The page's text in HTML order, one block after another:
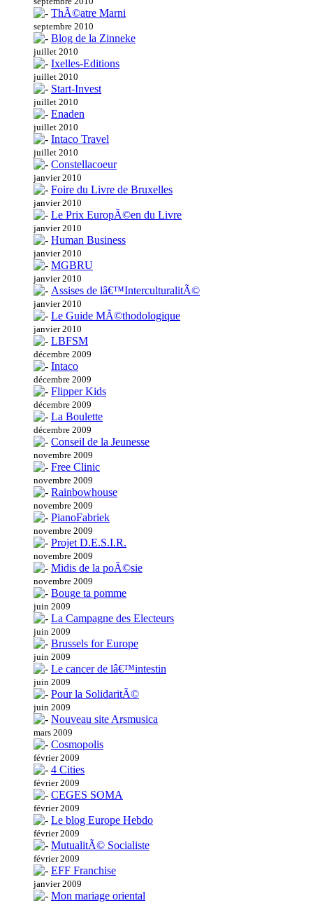
ThÃ©atre Marni
septembre 2010
Blog de la Zinneke
juillet 2010
Ixelles-Editions
juillet 2010
Start-Invest
juillet 2010
Enaden
juillet 2010
Intaco Travel
juillet 2010
Constellacoeur
janvier 2010
Foire du Livre de Bruxelles
janvier 2010
Le Prix EuropÃ©en du Livre
janvier 2010
Human Business
janvier 2010
MGBRU
janvier 2010
Assises de lâ€™InterculturalitÃ©
janvier 2010
Le Guide MÃ©thodologique
janvier 2010
LBFSM
décembre 2009
Intaco
décembre 2009
Flipper Kids
décembre 2009
La Boulette
décembre 2009
Conseil de la Jeunesse
novembre 2009
Free Clinic
novembre 2009
Rainbowhouse
novembre 2009
PianoFabriek
novembre 2009
Projet D.E.S.I.R.
novembre 2009
Midis de la poÃ©sie
novembre 2009
Bouge ta pomme
juin 2009
La Campagne des Electeurs
juin 2009
Brussels for Europe
juin 2009
Le cancer de lâ€™intestin
juin 2009
Pour la SolidaritÃ©
juin 2009
Nouveau site Arsmusica
mars 2009
Cosmopolis
février 2009
4 Cities
février 2009
CEGES SOMA
février 2009
Le blog Europe Hebdo
février 2009
MutualitÃ© Socialiste
février 2009
EFF Franchise
janvier 2009
Mon mariage oriental